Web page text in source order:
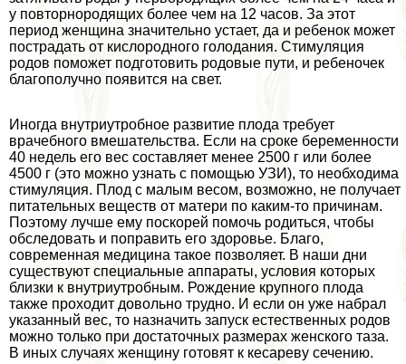
у повторнородящих более чем на 12 часов. За этот
период женщина значительно устает, да и ребенок может
пострадать от кислородного голодания. Стимуляция
родов поможет подготовить родовые пути, и ребеночек
благополучно появится на свет.
Иногда внутриутробное развитие плода требует
врачебного вмешательства. Если на сроке беременности
40 недель его вес составляет менее 2500 г или более
4500 г (это можно узнать с помощью УЗИ), то необходима
стимуляция. Плод с малым весом, возможно, не получает
питательных веществ от матери по каким-то причинам.
Поэтому лучше ему поскорей помочь родиться, чтобы
обследовать и поправить его здоровье. Благо,
современная медицина такое позволяет. В наши дни
существуют специальные аппараты, условия которых
близки к внутриутробным. Рождение крупного плода
также проходит довольно трудно. И если он уже набрал
указанный вес, то назначить запуск естественных родов
можно только при достаточных размерах женского таза.
В иных случаях женщину готовят к кесареву сечению.